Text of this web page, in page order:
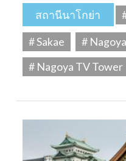
สถานีนาโกย่า
# Sakae
#
# Nagoya TV Tower